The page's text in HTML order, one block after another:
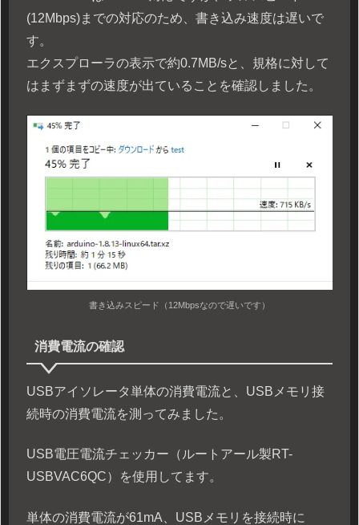
(12Mbps)までの対応のため、書き込み速度は遅いで
す。
エクスプローラの表示で約0.7MB/sと、規格に対して
はまずまずの速度が出ていることを確認しました。
書き込みスピード（12Mbpsなので遅いです）
消費電流の確認
USBアイソレータ単体の消費電流と、USBメモリ接
続時の消費電流を測ってみました。
USB電圧電流チェッカー（ルートアール製RT-
USBVAC6QC）を使用してます。
単体の消費電流が61mA、USBメモリを接続時に